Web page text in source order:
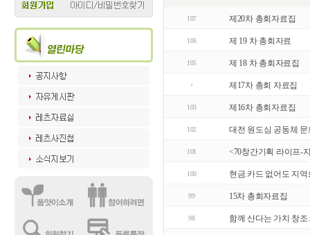
107 제20차 총회자료집
106 제 19 차 총회자료
105 제 18 차 총회자료집
제17차 총회 자료집
103 제16차 총회자료집
102 대전 원도심 공동체
101 <70창간기획 라이프-
100 현금.카드 없어도 지
99 15차 총회자료집
98 함께 산다는 가치 창조